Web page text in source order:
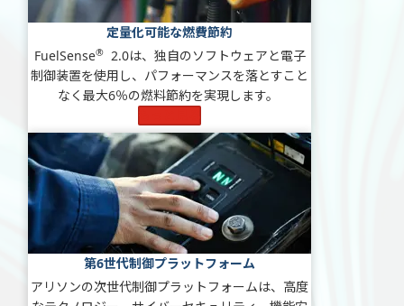
定量化可能な燃費節約
FuelSense®2.0は、独自のソフトウェアと電子
制御装置を使用し、パフォーマンスを落とすこと
なく最大6％の燃料節約を実現します。
第6世代制御プラットフォーム
アリソンの次世代制御プラットフォームは、高度